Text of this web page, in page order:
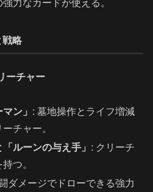
力なカードが使える。
戦略
ーチャー
ン」 : 墓地操作とライフ増減
チャー。
「ルーンの与え手」 : クリーチ
つ。
ダメージでドローできる強力